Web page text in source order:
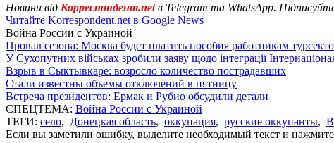
Новини від Корреспондент.netв Telegram та WhatsApp.
Читайте Korrespondent.net в Google News
Война России с Украиной
Провал сезона: Москва будет платить пособия работникам
У Сухопутних військах зробили заяву щодо інтеграції
Взрыв в Сыктывкаре: возросло количество пострадавших
Стали известны объемы отключений в пятницу
Встреча президентов: Ермак и Рубио обсудили детали
СПЕЦТЕМА: Война России с Украиной
ТЕГИ: село, Донецкая область, оккупация, русские оккупанты,
Если вы заметили ошибку, выделите необходимый текст и